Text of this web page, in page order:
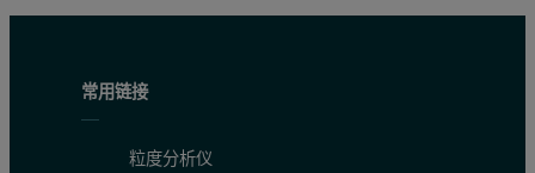
常用链接
粒度分析仪